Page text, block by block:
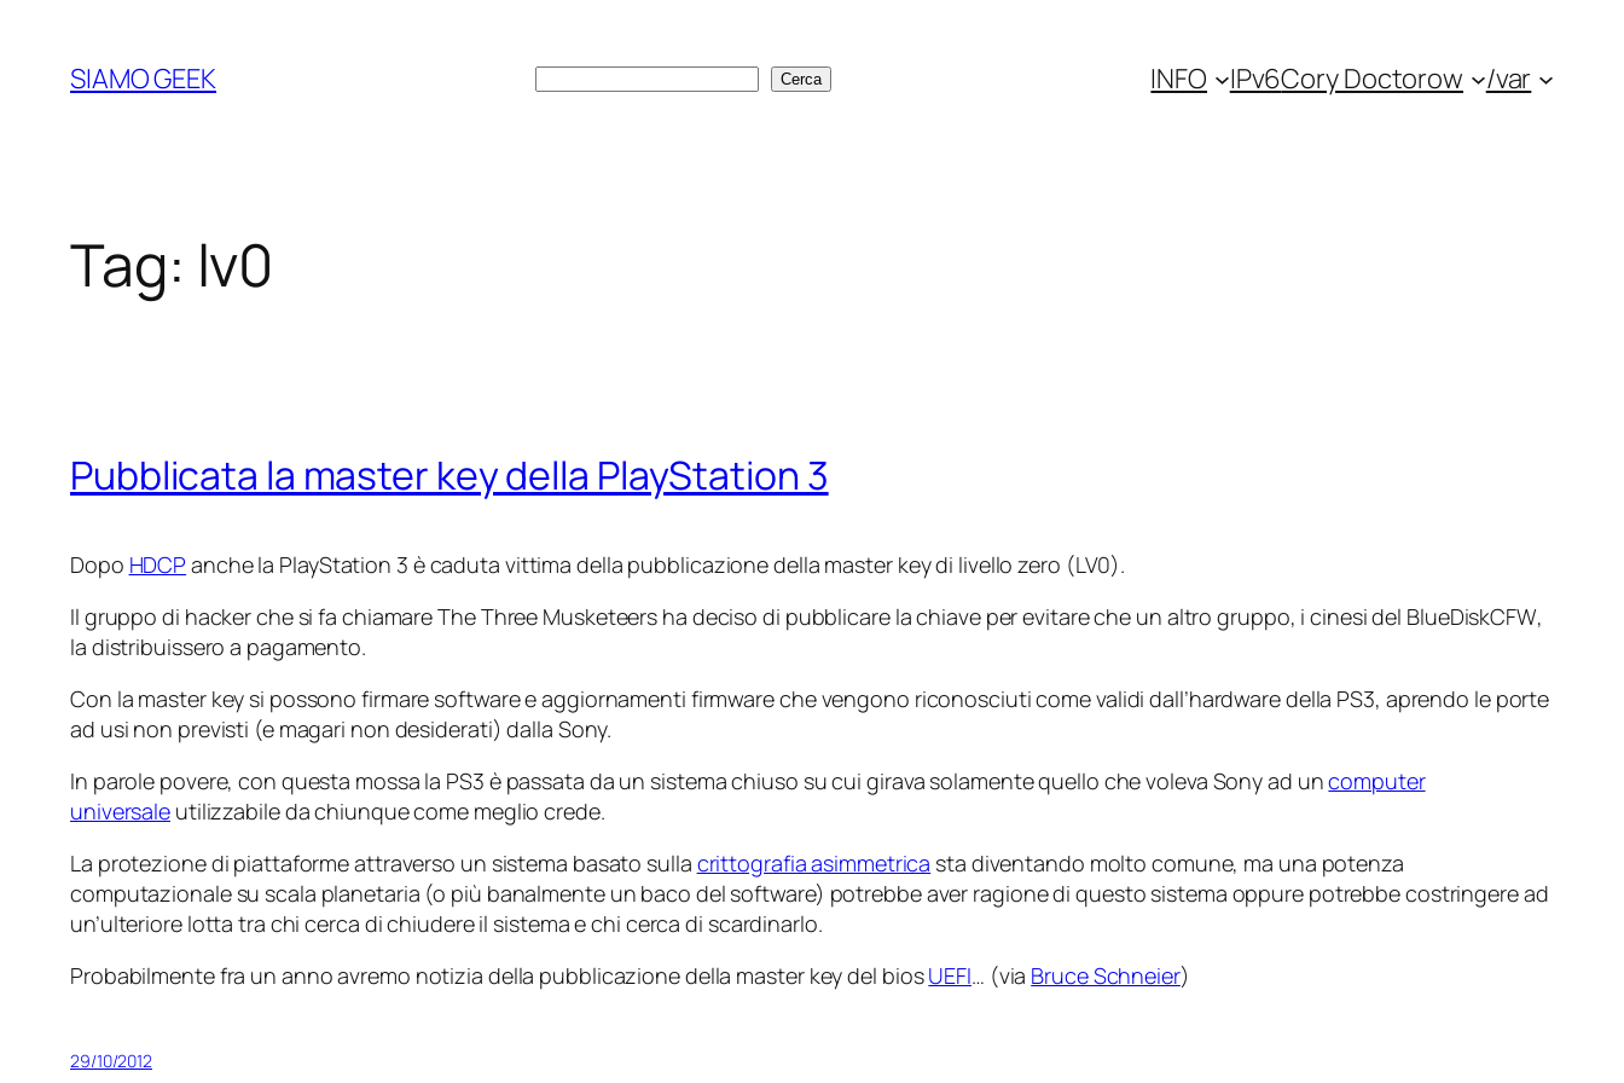
contenuto
SIAMO GEEK Cerca Cerca INFO IPv6Cory Doctorow /var
Tag: lv0
Pubblicata la master key della PlayStation 3
Dopo HDCP anche la PlayStation 3 è caduta vittima della pubblicazione della master keydi livello zero (LV0).
Il gruppo di hacker che si fa chiamareThe Three Musketeers ha deciso di pubblicare la chiave per evitare che un altro gruppo, i cinesi del BlueDiskCFW,
la distribuissero a pagamento.
Con la master key si possono firmare software e aggiornamenti firmware che vengono riconosciuti come validi dall’hardware della PS3, aprendo le porte
ad usi non previsti (e magari non desiderati) dalla Sony.
In parole povere, con questa mossa la PS3 è passata da un sistema chiuso su cui girava solamente quello che voleva Sony ad uncomputer
universale utilizzabile da chiunque come meglio crede.
La protezione di piattaforme attraverso un sistema basato sulla crittografia asimmetrica sta diventando molto comune, ma una potenza
computazionale su scala planetaria (o più banalmente un baco del software) potrebbe aver ragione di questo sistema oppure potrebbe costringere ad
un’ulteriore lotta tra chi cerca di chiudere il sistema e chi cerca di scardinarlo.
Probabilmente fra un anno avremo notizia della pubblicazione della master keydel biosUEFI… (via Bruce Schneier)
29/10/2012